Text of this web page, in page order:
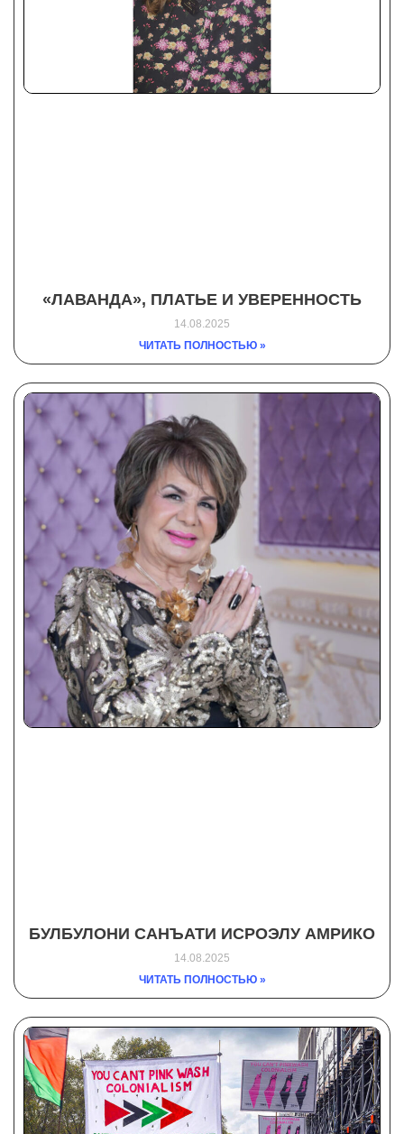
«ЛАВАНДА», ПЛАТЬЕ И УВЕРЕННОСТЬ
14.08.2025
ЧИТАТЬ ПОЛНОСТЬЮ »
БУЛБУЛОНИ САНЪАТИ ИСРОЭЛУ АМРИКО
14.08.2025
ЧИТАТЬ ПОЛНОСТЬЮ »